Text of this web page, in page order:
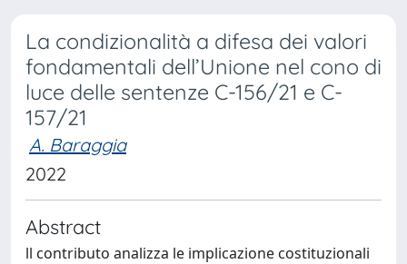
La condizionalità a difesa dei valori
fondamentali dell’Unione nel cono di
luce delle sentenze C-156/21 e C-
157/21
A. Baraggia
2022
Abstract
ll contributo analizza le implicazione costituzionali